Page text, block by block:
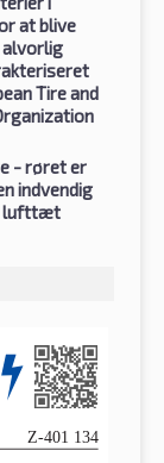
at blive
Tire and
- røret er
indvendig
lufttæt